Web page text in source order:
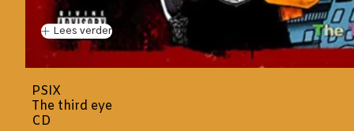
Lees verder
PSIX
The third eye
CD